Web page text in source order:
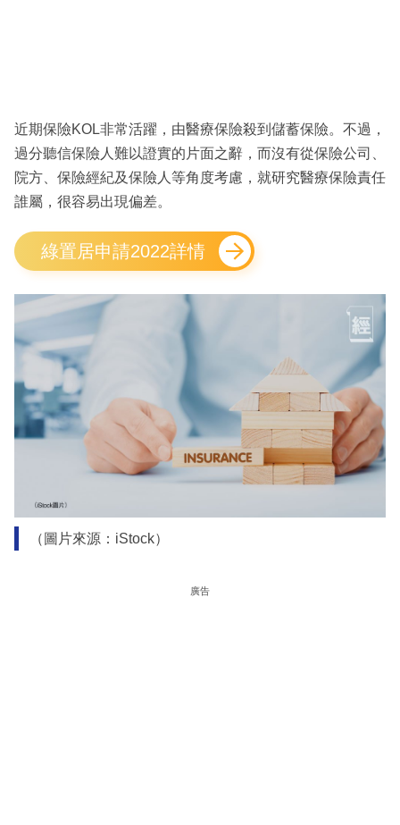
區
近期保險KOL非常活躍，由醫療保險殺到儲蓄保險。不過，
過分聽信保險人難以證實的片面之辭，而沒有從保險公司、
院方、保險經紀及保險人等角度考慮，就研究醫療保險責任
誰屬，很容易出現偏差。
綠置居申請2022詳情
（圖片來源：iStock）
廣告